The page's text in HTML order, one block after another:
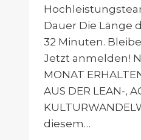
Dauer Die Länge
32 Minuten.
Jetzt anmelden!
MONAT
AUS DER LEAN-,
diesem…